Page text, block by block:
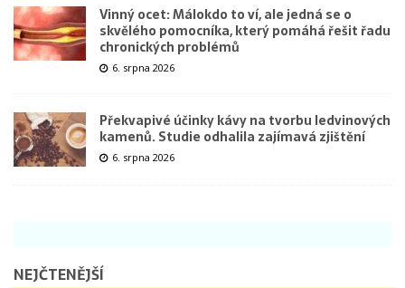
Vinný ocet: Málokdo to ví, ale jedná se o
skvělého pomocníka, který pomáhá řešit řadu
chronických problémů
6. srpna 2026
Překvapivé účinky kávy na tvorbu ledvinových
kamenů. Studie odhalila zajímavá zjištění
6. srpna 2026
NEJČTENĚJŠÍ